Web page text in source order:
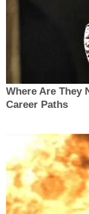
Where Are They
Career Paths